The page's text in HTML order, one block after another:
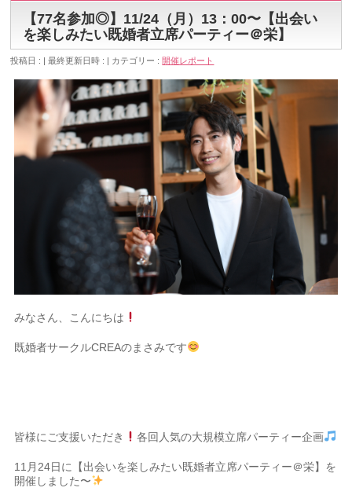
【77名参加◎】11/24（月）13：00〜【出会い
を楽しみたい既婚者立席パーティー＠栄】
投稿日 : 最終更新日時 : カテゴリー : 開催レポート
みなさん、こんにちは
既婚者サークルCREAのまさみです
皆様にご支援いただき 各回人気の大規模立席パーティー企画
11月24日に【出会いを楽しみたい既婚者立席パーティー＠栄】を
開催しました〜